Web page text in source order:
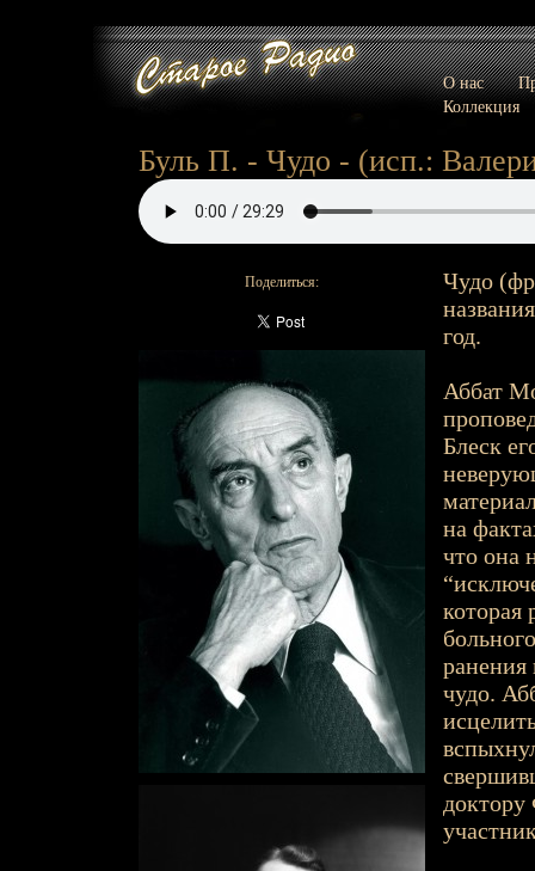
О нас
Коллекция
Буль П. - Чудо - (исп.:
Поделиться:
Чудо
год.
Аббат
Блеск
на
что она
которая
ранения
чудо.
доктору